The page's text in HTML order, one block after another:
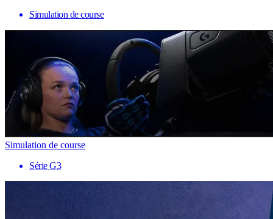
Simulation de course
Simulation de course
Série G3